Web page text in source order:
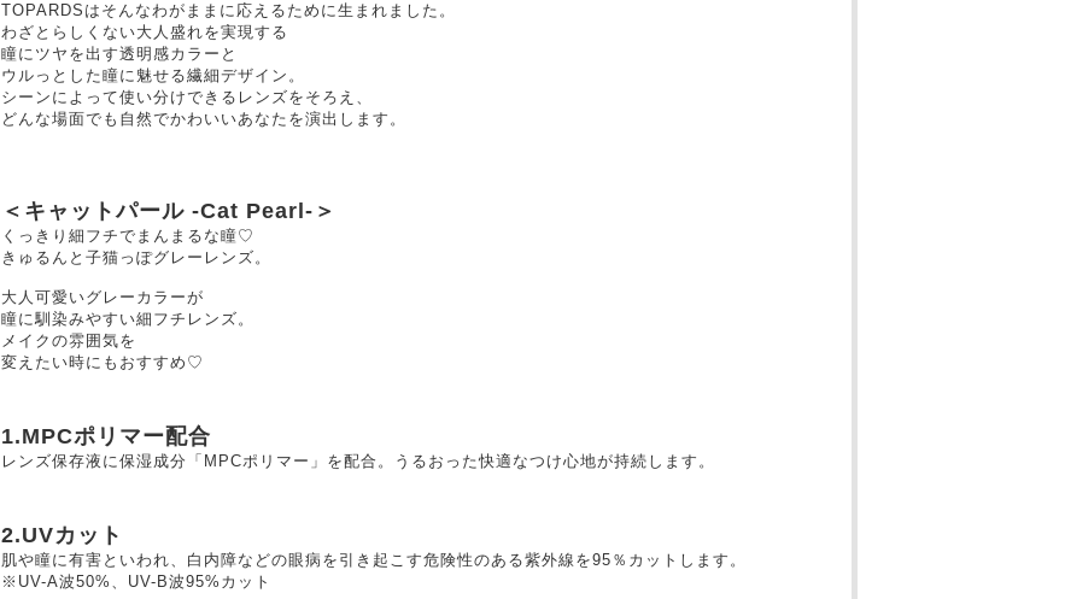
TOPARDSはそんなわがままに応えるために生まれました。
わざとらしくない大人盛れを実現する
瞳にツヤを出す透明感カラーと
ウルっとした瞳に魅せる繊細デザイン。
シーンによって使い分けできるレンズをそろえ、
どんな場面でも自然でかわいいあなたを演出します。
＜キャットパール -Cat Pearl-＞
くっきり細フチでまんまるな瞳♡
きゅるんと子猫っぽグレーレンズ。
大人可愛いグレーカラーが
瞳に馴染みやすい細フチレンズ。
メイクの雰囲気を
変えたい時にもおすすめ♡
1.MPCポリマー配合
レンズ保存液に保湿成分「MPCポリマー」を配合。うるおった快適なつけ心地が持続します。
2.UVカット
肌や瞳に有害といわれ、白内障などの眼病を引き起こす危険性のある紫外線を95％カットします。
※UV-A波50%、UV-B波95%カット